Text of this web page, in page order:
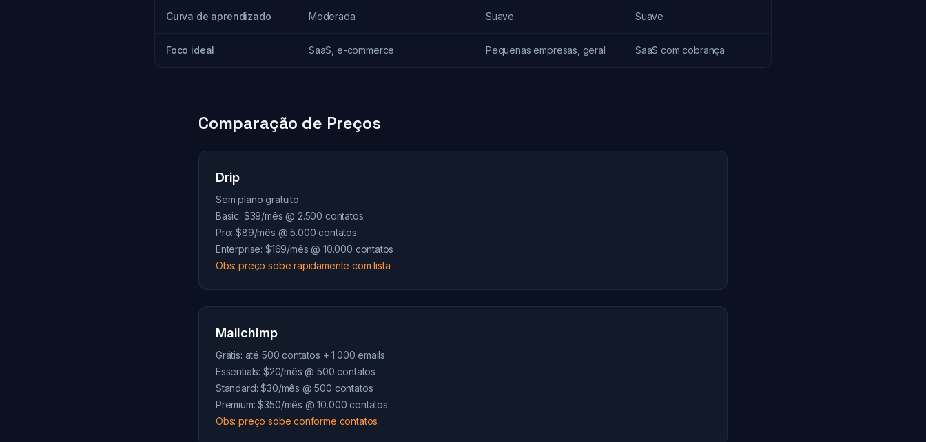
Curva de aprendizado Moderada Suave Suave
Foco ideal SaaS, e-commerce Pequenas empresas, geral SaaS com cobrança
Comparação de Preços
Drip
Sem plano gratuito
Basic: $39/mês @ 2.500 contatos
Pro: $89/mês @ 5.000 contatos
Enterprise: $169/mês @ 10.000 contatos
Obs: preço sobe rapidamente com lista
Mailchimp
Grátis: até 500 contatos + 1.000 emails
Essentials: $20/mês @ 500 contatos
Standard: $30/mês @ 500 contatos
Premium: $350/mês @ 10.000 contatos
Obs: preço sobe conforme contatos